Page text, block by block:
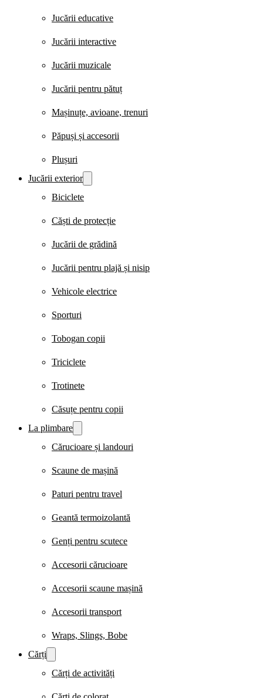
Jucării educative
Jucării interactive
Jucării muzicale
Jucării pentru pătuț
Mașinuțe, avioane, trenuri
Păpuși și accesorii
Plușuri
Jucării exterior
Biciclete
Căști de protecție
Jucării de grădină
Jucării pentru plajă și nisip
Vehicole electrice
Sporturi
Tobogan copii
Triciclete
Trotinete
Căsuțe pentru copii
La plimbare
Cărucioare și landouri
Scaune de mașină
Paturi pentru travel
Geantă termoizolantă
Genți pentru scutece
Accesorii cărucioare
Accesorii scaune mașină
Accesorii transport
Wraps, Slings, Bobe
Cărți
Cărți de activități